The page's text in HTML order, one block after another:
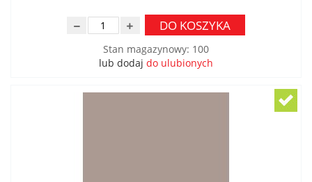
DO KOSZYKA
Stan magazynowy: 100
lub dodaj do ulubionych